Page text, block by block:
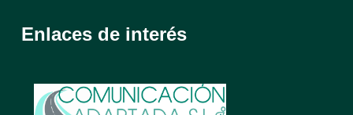
Enlaces de interés